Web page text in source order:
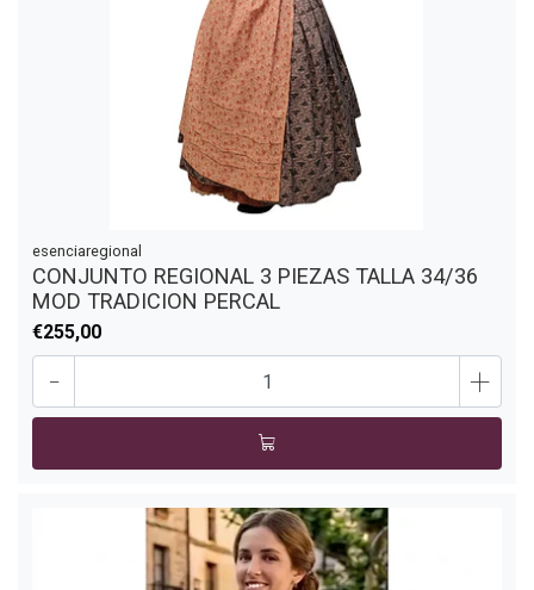
esenciaregional
CONJUNTO REGIONAL 3 PIEZAS TALLA 34/36
MOD TRADICION PERCAL
€255,00
- +